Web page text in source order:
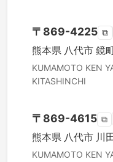
〒 869-4225 ⧉
熊本県 八代市 鏡
KUMAMOTO KEN
KITASHINCHI
〒 869-4615 ⧉
熊本県 八代市 川
KUMAMOTO KEN